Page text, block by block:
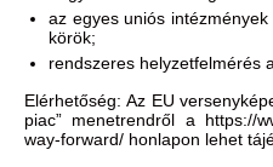
az egyes uniós
körök;
rendszeres
Elérhetőség: Az EU
piac” menetrendről a https://
way-forward/ honlapon lehet